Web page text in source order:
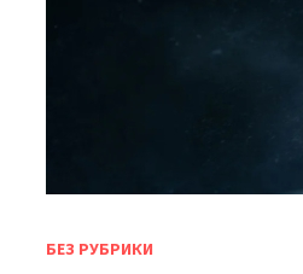
БЕЗ РУБРИКИ